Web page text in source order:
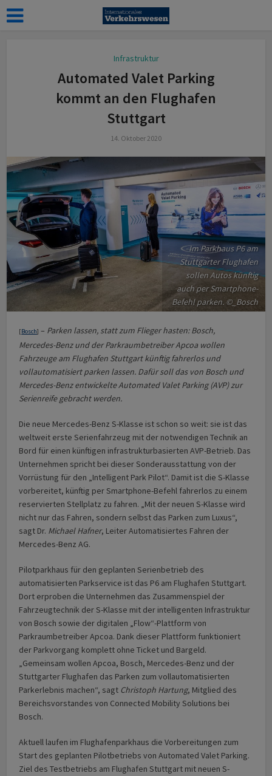
Infrastruktur
Automated Valet Parking
kommt an den Flughafen
Stuttgart
14. Oktober 2020
Im Parkhaus P6 am
Stuttgarter Flughafen
sollen Autos künftig
auch per Smartphone-
Befehl parken. ©_Bosch
[Bosch] – Parken lassen, statt zum Flieger hasten: Bosch,
Mercedes-Benz und der Parkraumbetreiber Apcoa wollen
Fahrzeuge am Flughafen Stuttgart künftig fahrerlos und
vollautomatisiert parken lassen. Dafür soll das von Bosch und
Mercedes-Benz entwickelte Automated Valet Parking (AVP) zur
Serienreife gebracht werden.
Die neue Mercedes-Benz S-Klasse ist schon so weit: sie ist das
weltweit erste Serienfahrzeug mit der notwendigen Technik an
Bord für einen künftigen infrastrukturbasierten AVP-Betrieb. Das
Unternehmen spricht bei dieser Sonderausstattung von der
Vorrüstung für den „Intelligent Park Pilot“. Damit ist die S-Klasse
vorbereitet, künftig per Smartphone-Befehl fahrerlos zu einem
reservierten Stellplatz zu fahren. „Mit der neuen S-Klasse wird
nicht nur das Fahren, sondern selbst das Parken zum Luxus“,
sagt Dr. Michael Hafner, Leiter Automatisiertes Fahren der
Mercedes-Benz AG.
Pilotparkhaus für den geplanten Serienbetrieb des
automatisierten Parkservice ist das P6 am Flughafen Stuttgart.
Dort erproben die Unternehmen das Zusammenspiel der
Fahrzeugtechnik der S-Klasse mit der intelligenten Infrastruktur
von Bosch sowie der digitalen „Flow“-Plattform von
Parkraumbetreiber Apcoa. Dank dieser Plattform funktioniert
der Parkvorgang komplett ohne Ticket und Bargeld.
„Gemeinsam wollen Apcoa, Bosch, Mercedes-Benz und der
Stuttgarter Flughafen das Parken zum vollautomatisierten
Parkerlebnis machen“, sagt Christoph Hartung, Mitglied des
Bereichsvorstandes von Connected Mobility Solutions bei
Bosch.
Aktuell laufen im Flughafenparkhaus die Vorbereitungen zum
Start des geplanten Pilotbetriebs von Automated Valet Parking.
Ziel des Testbetriebs am Flughafen Stuttgart mit neuen S-